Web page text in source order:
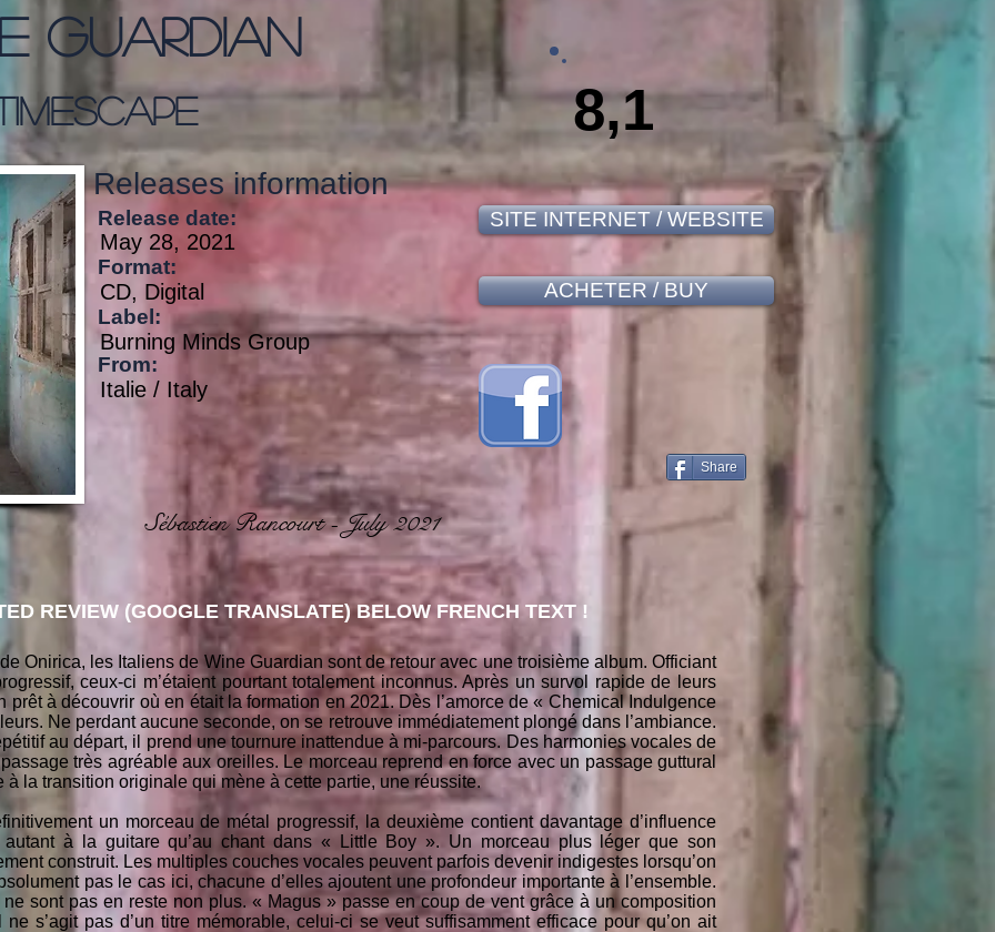
Guardian
Releases information
Release date:
May 28, 2021
Format:
CD, Digital
Label:
From:
Burning Minds Group
Italie / Italy
Sébastien Rancourt - July 2021
8,1
SITE INTERNET / WEBSITE
ACHETER / BUY
Share
REVIEW (GOOGLE TRANSLATE) BELOW FRENCH TEXT !
Onirica, les Italiens de Wine Guardian sont de retour avec une troisième album. Officiant
ceux-ci m’étaient pourtant totalement inconnus. Après un survol rapide de leurs
prêt à découvrir où en était la formation en 2021. Dès l’amorce de « Chemical Indulgence
Ne perdant aucune seconde, on se retrouve immédiatement plongé dans l’ambiance.
au départ, il prend une tournure inattendue à mi-parcours. Des harmonies vocales de
très agréable aux oreilles. Le morceau reprend en force avec un passage guttural
la transition originale qui mène à cette partie, une réussite.
un morceau de métal progressif, la deuxième contient davantage d’influence
autant à la guitare qu’au chant dans « Little Boy ». Un morceau plus léger que son
construit. Les multiples couches vocales peuvent parfois devenir indigestes lorsqu’on
pas le cas ici, chacune d’elles ajoutent une profondeur importante à l’ensemble.
sont pas en reste non plus. « Magus » passe en coup de vent grâce à un composition
s’agit pas d’un titre mémorable, celui-ci se veut suffisamment efficace pour qu’on ait